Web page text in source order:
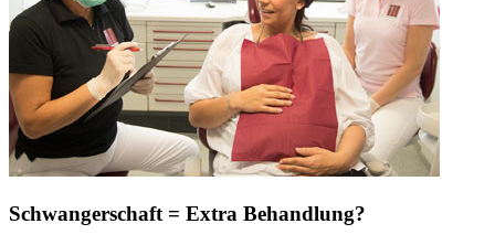
Schwangerschaft = Extra Behandlung?